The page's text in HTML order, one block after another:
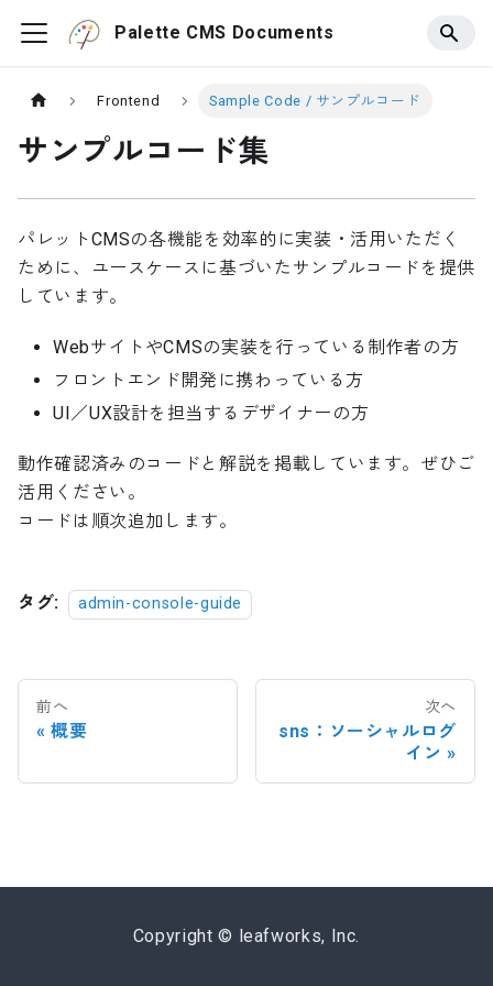
Palette CMS Documents
Frontend Sample Code / サンプルコード
サンプルコード集
パレットCMSの各機能を効率的に実装・活用いただく
ために、ユースケースに基づいたサンプルコードを提供
しています。
WebサイトやCMSの実装を行っている制作者の方
フロントエンド開発に携わっている方
UI／UX設計を担当するデザイナーの方
動作確認済みのコードと解説を掲載しています。ぜひご
活用ください。
コードは順次追加します。
タグ: admin-console-guide
前へ
概要
次へ
sns：ソーシャルログ
イン
Copyright © leafworks, Inc.